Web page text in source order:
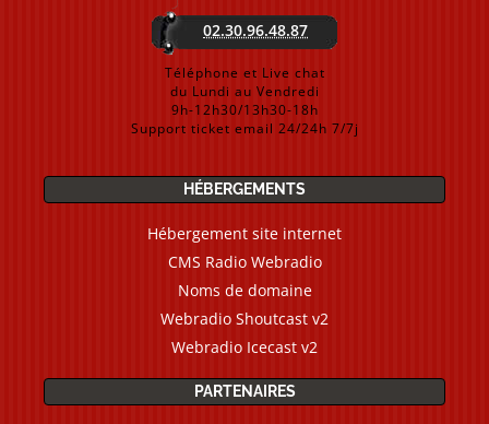
02.30.96.48.87
Téléphone et Live chat
du Lundi au Vendredi
9h-12h30/13h30-18h
Support ticket email 24/24h 7/7j
HÉBERGEMENTS
Hébergement site internet
CMS Radio Webradio
Noms de domaine
Webradio Shoutcast v2
Webradio Icecast v2
PARTENAIRES